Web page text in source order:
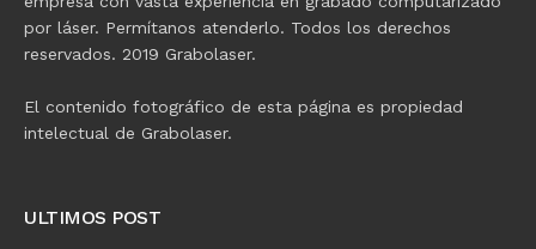
por láser. Permítanos atenderlo. Todos los derechos
reservados. 2019 Grabolaser.
El contenido fotográfico de esta página es propiedad
intelectual de Grabolaser.
ULTIMOS POST